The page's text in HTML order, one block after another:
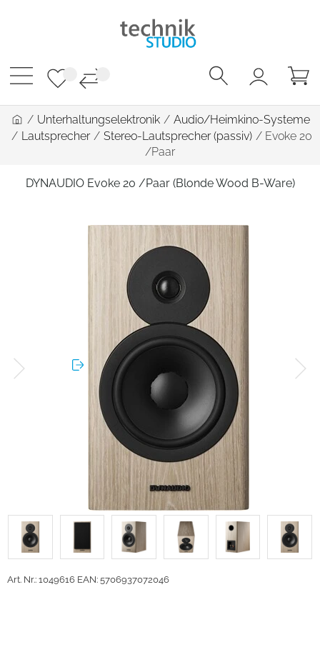
/ Unterhaltungselektronik / Audio/Heimkino-Systeme
/ Lautsprecher/ Stereo-Lautsprecher (passiv) / Evoke 20
/Paar
DYNAUDIO Evoke 20 /Paar (Blonde Wood B-Ware)
Art. Nr.: 1049616 EAN: 5706937072046